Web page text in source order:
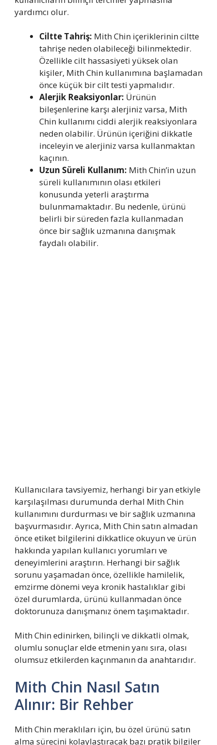
yardımcı olur.
Ciltte Tahriş: Mith Chin içeriklerinin ciltte
tahrişe neden olabileceği bilinmektedir.
Özellikle cilt hassasiyeti yüksek olan
kişiler, Mith Chin kullanımına başlamadan
önce küçük bir cilt testi yapmalıdır.
Alerjik Reaksiyonlar: Ürünün
bileşenlerine karşı alerjiniz varsa, Mith
Chin kullanımı ciddi alerjik reaksiyonlara
neden olabilir. Ürünün içeriğini dikkatle
inceleyin ve alerjiniz varsa kullanmaktan
kaçının.
Uzun Süreli Kullanım: Mith Chin’in uzun
süreli kullanımının olası etkileri
konusunda yeterli araştırma
bulunmamaktadır. Bu nedenle, ürünü
belirli bir süreden fazla kullanmadan
önce bir sağlık uzmanına danışmak
faydalı olabilir.
Kullanıcılara tavsiyemiz, herhangi bir yan etkiyle
karşılaşılması durumunda derhal Mith Chin
kullanımını durdurması ve bir sağlık uzmanına
başvurmasıdır. Ayrıca, Mith Chin satın almadan
önce etiket bilgilerini dikkatlice okuyun ve ürün
hakkında yapılan kullanıcı yorumları ve
deneyimlerini araştırın. Herhangi bir sağlık
sorunu yaşamadan önce, özellikle hamilelik,
emzirme dönemi veya kronik hastalıklar gibi
özel durumlarda, ürünü kullanmadan önce
doktorunuza danışmanız önem taşımaktadır.
Mith Chin edinirken, bilinçli ve dikkatli olmak,
olumlu sonuçlar elde etmenin yanı sıra, olası
olumsuz etkilerden kaçınmanın da anahtarıdır.
Mith Chin Nasıl Satın
Alınır: Bir Rehber
Mith Chin meraklıları için, bu özel ürünü satın
alma sürecini kolaylaştıracak bazı pratik bilgiler